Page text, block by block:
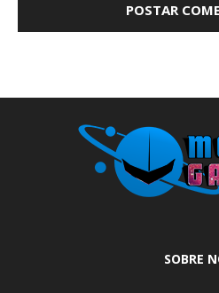
SOBRE